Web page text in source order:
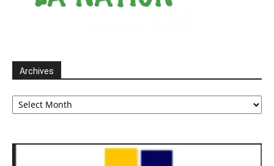
Archives
Archives